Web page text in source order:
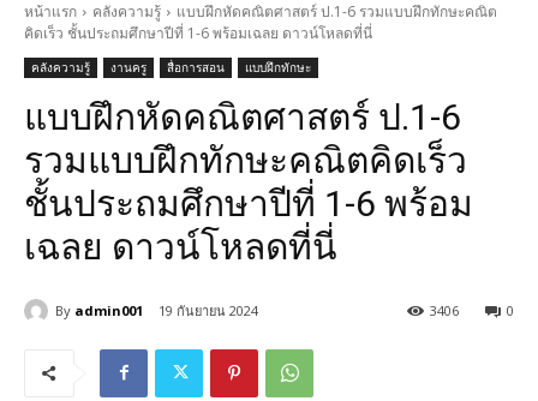
หน้าแรก คลังความรู้
แบบฝึกหัดคณิตศาสตร์ ป.1-6 รวมแบบฝึกทักษะคณิต
คิดเร็ว ชั้นประถมศึกษาปีที่ 1-6 พร้อมเฉลย ดาวน์โหลดที่นี่
คลังความรู้ งานครู สื่อการสอน แบบฝึกทักษะ
แบบฝึกหัดคณิตศาสตร์ ป.1-6
รวมแบบฝึกทักษะคณิตคิดเร็ว
ชั้นประถมศึกษาปีที่ 1-6 พร้อม
เฉลย ดาวน์โหลดที่นี่
By admin001 19 กันยายน 2024 0
3406